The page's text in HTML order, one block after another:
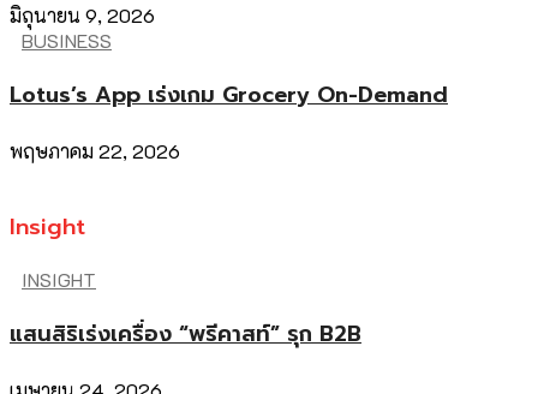
มิถุนายน 9, 2026
BUSINESS
Lotus’s App เร่งเกม Grocery On-Demand
พฤษภาคม 22, 2026
Insight
INSIGHT
แสนสิริเร่งเครื่อง “พรีคาสท์” รุก B2B